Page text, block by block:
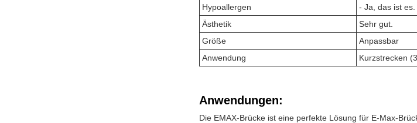
Hypoallergen
- Ja, das ist es.
Ästhetik
Sehr gut.
Größe
Anpassbar
Anwendung
Kurzstrecken
Anwendungen:
Die EMAX-Brücke ist eine perfekte Lösung für E-Max-